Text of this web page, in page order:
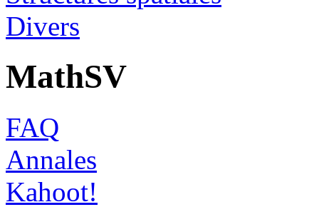
Divers
MathSV
FAQ
Annales
Kahoot!